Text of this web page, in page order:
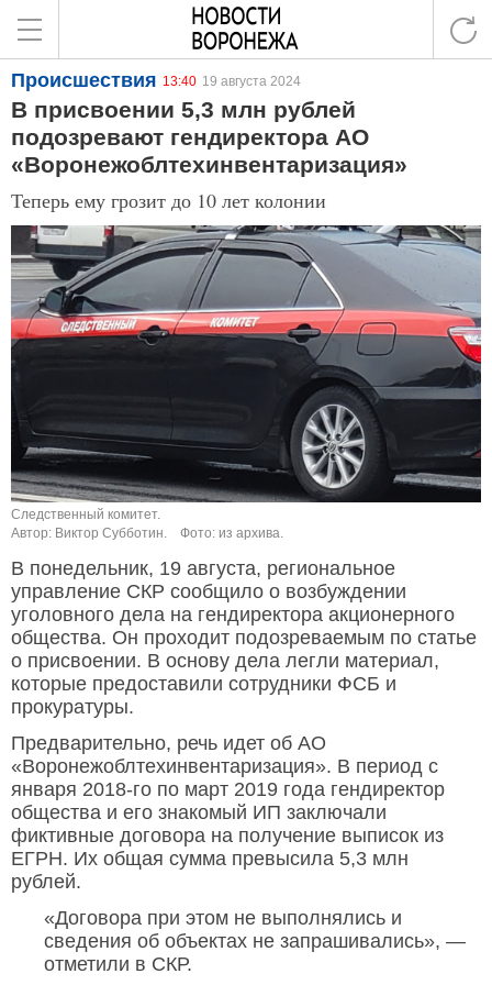
Происшествия 13:40 19 августа 2024
В присвоении 5,3 млн рублей
подозревают гендиректора АО
«Воронежоблтехинвентаризация»
Теперь ему грозит до 10 лет колонии
Следственный комитет.
Автор: Виктор Субботин.
Фото: из архива.
В понедельник, 19 августа, региональное
управление СКР сообщило о возбуждении
уголовного дела на гендиректора акционерного
общества. Он проходит подозреваемым по статье
о присвоении. В основу дела легли материал,
которые предоставили сотрудники ФСБ и
прокуратуры.
Предварительно, речь идет об АО
«Воронежоблтехинвентаризация». В период с
января 2018-го по март 2019 года гендиректор
общества и его знакомый ИП заключали
фиктивные договора на получение выписок из
ЕГРН. Их общая сумма превысила 5,3 млн
рублей.
«Договора при этом не выполнялись и
сведения об объектах не запрашивались», —
отметили в СКР.